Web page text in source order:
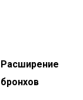
Расширение
бронхов